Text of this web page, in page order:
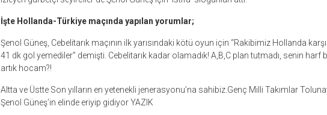
İşte Hollanda-Türkiye maçında yapılan yorumlar;
Şenol Güneş, Cebelitarık maçının ilk yarısındaki kötü oyun için “Rakibimiz Hollanda
41 dk gol yemediler” demişti. Cebelitarık kadar olamadık! A,B,C plan tutmadı, senin harf
artık hocam?!
Altta ve Üstte Son yılların en yetenekli jenerasyonu’na sahibiz.Genç Milli Takımlar
Şenol Güneş’in elinde eriyip gidiyor YAZIK